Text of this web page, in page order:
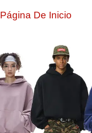
Página De Inicio